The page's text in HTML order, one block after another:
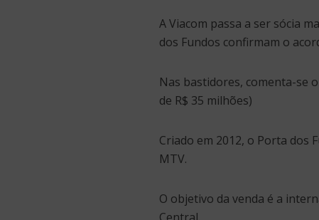
A Viacom passa a ser sócia
dos Fundos confirmam o
Nas bastidores, comenta-se
de R$ 35 milhões)
Criado em 2012, o Porta dos
MTV.
O objetivo da venda é a